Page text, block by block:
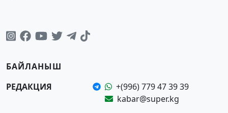
БАЙЛАНЫШ
РЕДАКЦИЯ
+(996) 779 47 39 39
kabar@super.kg